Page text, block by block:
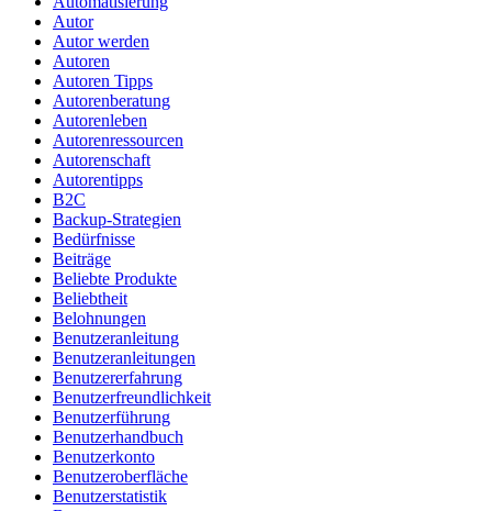
Autor
Autor werden
Autoren
Autoren Tipps
Autorenberatung
Autorenleben
Autorenressourcen
Autorenschaft
Autorentipps
B2C
Backup-Strategien
Bedürfnisse
Beiträge
Beliebte Produkte
Beliebtheit
Belohnungen
Benutzeranleitung
Benutzeranleitungen
Benutzererfahrung
Benutzerfreundlichkeit
Benutzerführung
Benutzerhandbuch
Benutzerkonto
Benutzeroberfläche
Benutzerstatistik